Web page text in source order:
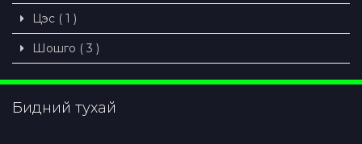
Цэс ( 1 )
Шошго ( 3 )
Бидний тухай